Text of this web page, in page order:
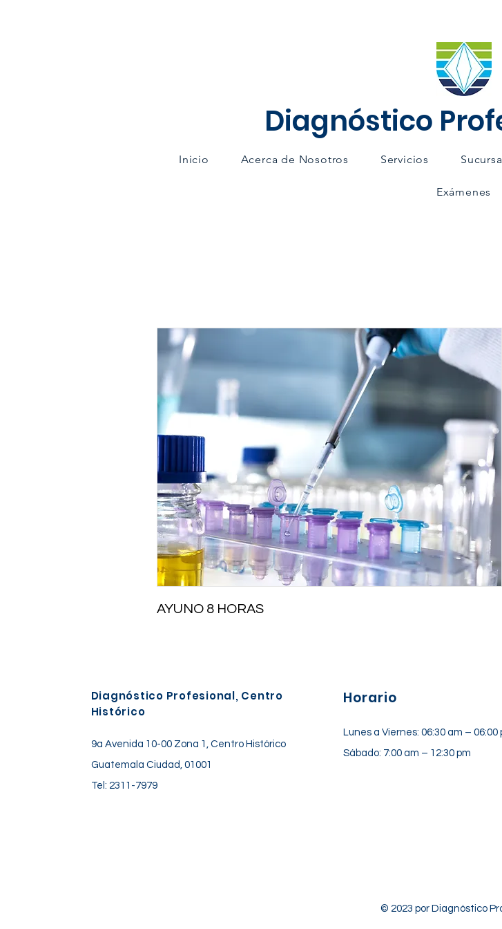
Diagnóstico
Inicio Acerca de Nosotros Servicios
Exámenes
AYUNO 8 HORAS
Diagnóstico Profesional, Centro
Histórico
9a Avenida 10-00 Zona 1, Centro Histórico
Guatemala Ciudad, 01001
Tel: 2311-7979
Horario
Lunes a Viernes: 06:30 am – 06:00
Sábado: 7:00 am – 12:30 pm
© 2023 por Diagnóstico